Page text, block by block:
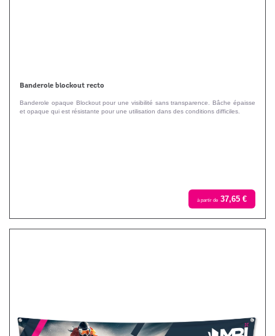
Banderole blockout recto
Banderole opaque Blockout pour une visibilité sans transparence. Bâche épaisse
et opaque qui est résistante pour une utilisation dans des conditions difficiles.
à partir de 37,65 €